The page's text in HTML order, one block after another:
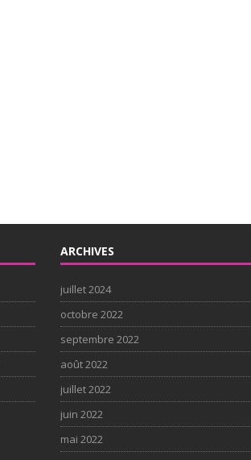
ARCHIVES
juillet 2024
octobre 2022
septembre 2022
août 2022
juillet 2022
juin 2022
mai 2022